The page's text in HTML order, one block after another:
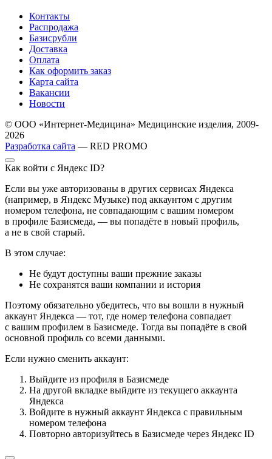
Контакты
Распродажа
Базисрубли
Доставка
Оплата
Как оформить заказ
Карта сайта
Вакансии
Новости
© ООО «Интернет-Медицина» Медицинские изделия, 2009-
2026
Разработка сайта — RED PROMO
Как войти с Яндекс ID?
Если вы уже авторизованы в других сервисах Яндекса
(например, в Яндекс Музыке) под аккаунтом с другим
номером телефона, не совпадающим с вашим номером
в профиле Базисмеда, — вы попадёте в новый профиль,
а не в свой старый.
В этом случае:
Не будут доступны ваши прежние заказы
Не сохранятся ваши компании и история
Поэтому обязательно убедитесь, что вы вошли в нужный
аккаунт Яндекса — тот, где номер телефона совпадает
с вашим профилем в Базисмеде. Тогда вы попадёте в свой
основной профиль со всеми данными.
Если нужно сменить аккаунт:
Выйдите из профиля в Базисмеде
На другой вкладке выйдите из текущего аккаунта
Яндекса
Войдите в нужный аккаунт Яндекса с правильным
номером телефона
Повторно авторизуйтесь в Базисмеде через Яндекс ID